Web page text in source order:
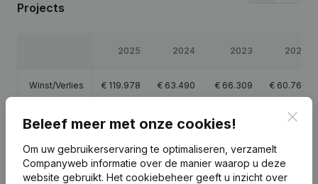
Projects
2025 2024 2023 2022
Winst/Verlies € 119.978 € 63.490 € 66.309 € 60.760
Eigen
vermogen
€1.000 €64.490 €130.548
Brutomarge €176.122 €95.309 €98.137 €87.799
Beleef meer met onze cookies!
Om uw gebruikerservaring te optimaliseren, verzamelt
Companyweb informatie over de manier waarop u deze
website gebruikt. Het cookiebeheer geeft u inzicht over